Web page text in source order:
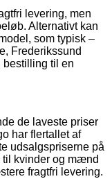
levering, men
Alternativt kan
som typisk –
Frederikssund
bestilling til en
de laveste priser
har flertallet af
udsalgspriserne på
til kvinder og mænd
fragtfri levering.